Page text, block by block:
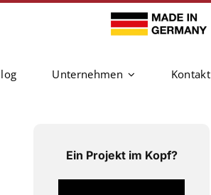
Unternehmen Kontakt
Ein Projekt im Kopf?